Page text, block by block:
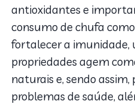
antioxidantes e
consumo de chufa
fortalecer a imunidade,
propriedades agem
naturais e, sendo assim,
problemas de saúde,